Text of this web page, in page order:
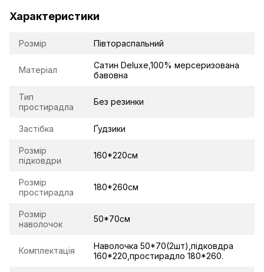
Характеристики
Розмір Півтораспальний
Матеріал
Сатин Deluxe,100% мерсеризована
бавовна
Тип
простирадла
Без резинки
Застібка Ґудзики
Розмір
підковдри
160*220см
Розмір
простирадла
180*260см
Розмір
наволочок
50*70см
Комплектація
Наволочка 50*70(2шт),підковдра
160*220,простирадло 180*260.